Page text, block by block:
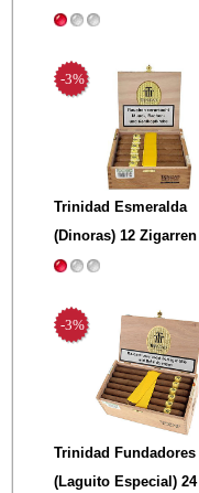
-3%
Trinidad Esmeralda
(Dinoras) 12 Zigarren
-3%
Trinidad Fundadores
(Laguito Especial) 24